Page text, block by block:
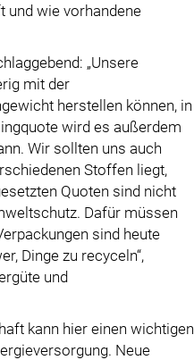
und wie vorhandene
„Unsere
mit der
herstellen können, in
wird es außerdem
Wir sollten uns auch
Stoffen liegt,
Quoten sind nicht
Dafür müssen
sind heute
Dinge zu recyceln“,
und
kann hier einen wichtigen
Neue